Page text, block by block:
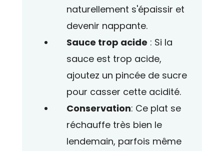
naturellement s'épaissir et
devenir nappante.
Sauce trop acide : Si la
sauce est trop acide,
ajoutez un pincée de sucre
pour casser cette acidité.
Conservation: Ce plat se
réchauffe très bien le
lendemain, parfois même